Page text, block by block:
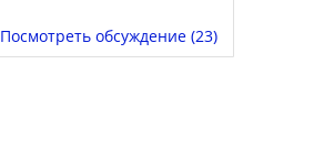
Посмотреть обсуждение (23)